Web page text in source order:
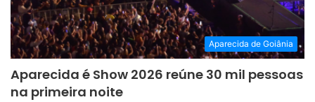
Aparecida de Goiânia
Aparecida é Show 2026 reúne 30 mil pessoas
na primeira noite